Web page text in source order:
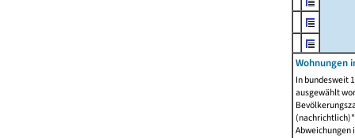
Wohnungen
In bundesweit
ausgewählt
Abweichungen